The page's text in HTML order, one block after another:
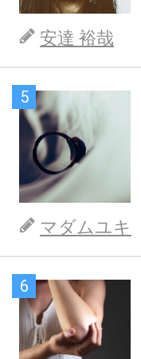
安達 裕哉
5
マダムユキ
6